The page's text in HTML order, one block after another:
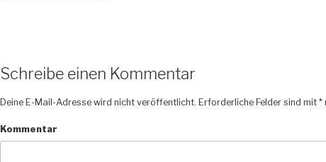
Schreibe einen Kommentar
Deine E-Mail-Adresse wird nicht veröffentlicht. Erforderliche Felder sind mit*
Kommentar